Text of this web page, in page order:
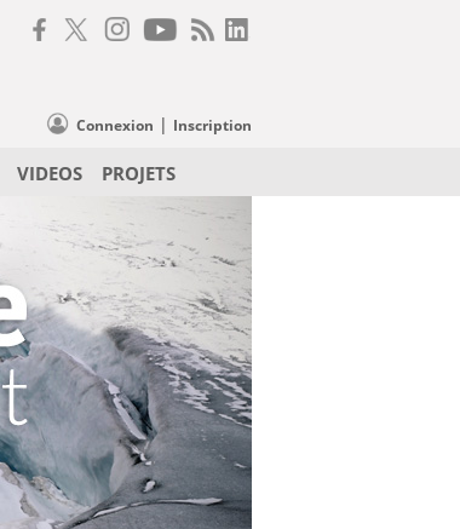
Connexion | Inscription
VIDEOS PROJETS